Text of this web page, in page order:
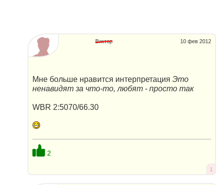
10 фев 2012
Виктор
Мне больше нравится интерпретация Это
ненавидят за что-то, любят - просто так
WBR 2:5070/66.30
2
1